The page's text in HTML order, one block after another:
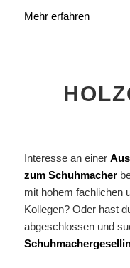
Mehr erfahren
Interesse an einer
zum Schuhmacher
mit hohem fachlichen
Kollegen? Oder hast
abgeschlossen und